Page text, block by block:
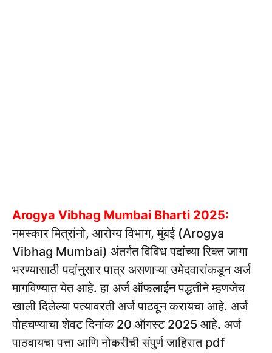
Arogya Vibhag Mumbai Bharti 2025:
नमस्कार मित्रांनो, आरोग्य विभाग, मुंबई (Arogya
Vibhag Mumbai) अंतर्गत विविध पदांच्या रिक्त जागा
भरण्यासाठी पदांनुसार पात्र असणाऱ्या उमेदवारांकडून अर्ज
मागविण्यात येत आहे. हा अर्ज ऑफलाईन पद्धतीने म्हणजेच
खाली दिलेल्या पत्यावरती अर्ज पाठवून करायचा आहे. अर्ज
पोहचण्याचा शेवट दिनांक 20 ऑगस्ट 2025 आहे. अर्ज
पाठवायचा पत्ता आणि नोकरीची संपुर्ण जाहिरात pdf